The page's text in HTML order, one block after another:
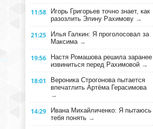
11:58
Игорь Григорьев точно знает, как
разозлить Элину Рахимову →
21:25
Илья Галкин: Я проголосовал за
Максима →
19:56
Настя Ромашова решила заранее
извиниться перед Рахимовой →
18:01
Вероника Строгонова пытается
впечатлить Артёма Герасимова
→
14:29
Ивана Михайличенко: Я пытаюсь
тебя понять →